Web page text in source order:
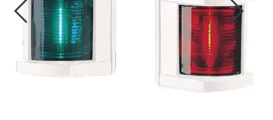
Fritid/Sikkerhet
Båtpleie/Opplag